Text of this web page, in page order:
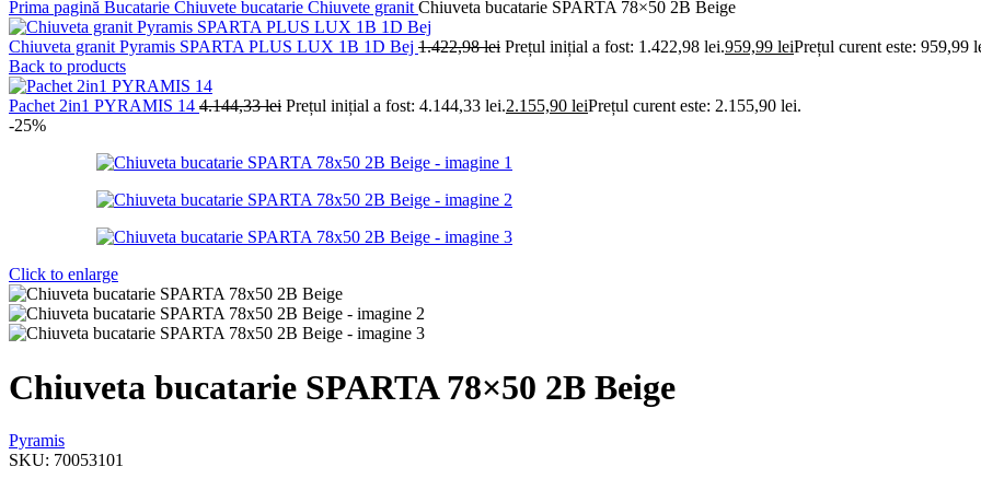
Prima pagină Bucatarie Chiuvete bucatarie Chiuvete granit Chiuveta bucatarie SPARTA 78×50 2B Beige
Chiuveta granit Pyramis SPARTA PLUS LUX 1B 1D Bej 1.422,98lei Prețul inițial a fost: 1.422,98 lei.959,99 leiPrețul curent este: 959,99
Back to products
Pachet 2in1 PYRAMIS 14 4.144,33lei Prețul inițial a fost: 4.144,33 lei.2.155,90 leiPrețul curent este: 2.155,90 lei.
-25%
Click to enlarge
Chiuveta bucatarie SPARTA 78×50 2B Beige
Pyramis
SKU: 70053101